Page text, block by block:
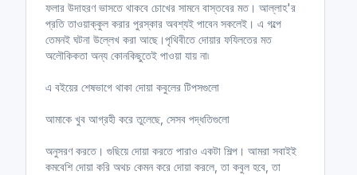
ফলার উদাহরণ ভাসতে থাকবে চোখের সামনে বাস্তবের মত। আল্লাহ'র
প্রতি তাওয়াক্কুল করার পুরস্কার অবশ্যই পাবেন সকলেই। এ গল্পে
তেমনই ঘটনা উল্লেখ করা আছে।পৃথিবীতে দোয়ার ফযিলতের মত
অলৌকিকতা অন্য কোনকিছুতেই পাওয়া যায় না৷
এ বইয়ের শেষভাগে থাকা দোয়া কবুলের টিপসগুলো
আমাকে খুব আগ্রহী করে তুলেছে, সেসব পদ্ধতিগুলো
অনুসরণ করতে। গুছিয়ে দোয়া করতে পারাও একটা শিল্প। আমরা সবাইই
কমবেশি দোয়া করি অথচ কেমন করে দোয়া করলে, তা কবুল হবে, তা